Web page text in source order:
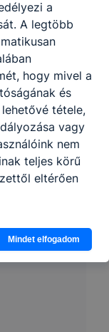
és
a
A legtöbb
hogy mivel a
és
tétele,
vagy
nem
teljes körű
eltérően
Mindet elfogadom